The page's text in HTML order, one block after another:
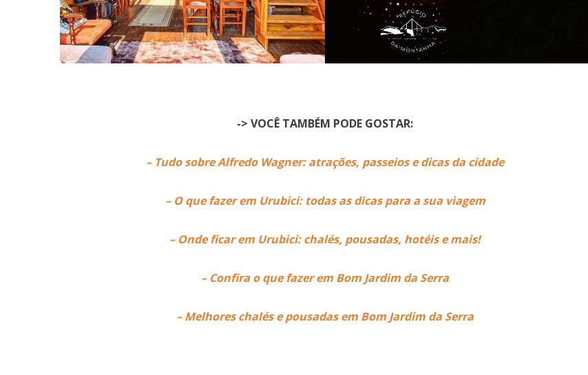
-> VOCÊ TAMBÉM PODE GOSTAR:
– Tudo sobre Alfredo Wagner: atrações, passeios e dicas da cidade
– O que fazer em Urubici: todas as dicas para a sua viagem
– Onde ficar em Urubici: chalés, pousadas, hotéis e mais!
– Confira o que fazer em Bom Jardim da Serra
– Melhores chalés e pousadas em Bom Jardim da Serra